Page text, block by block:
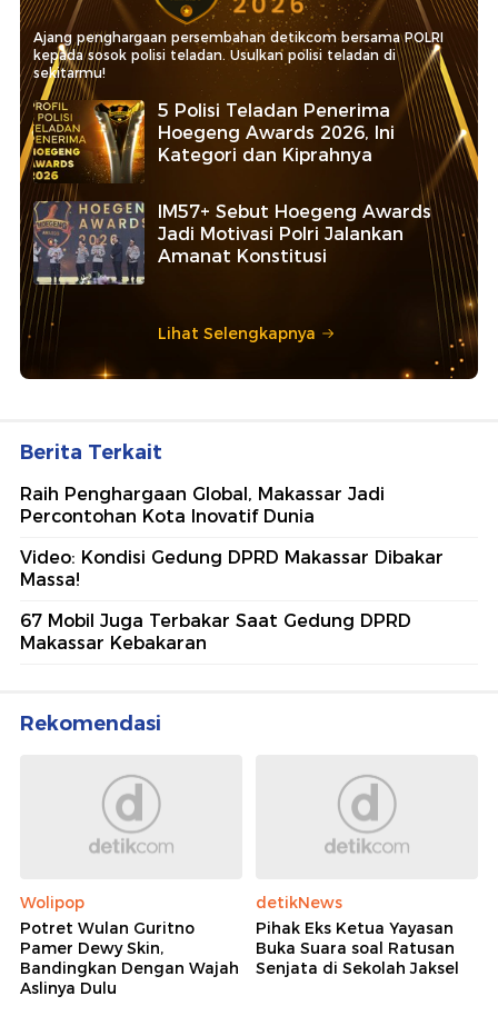
Ajang penghargaan persembahan detikcom bersama POLRI
kepada sosok polisi teladan. Usulkan polisi teladan di
sekitarmu!
5 Polisi Teladan Penerima
Hoegeng Awards 2026, Ini
Kategori dan Kiprahnya
IM57+ Sebut Hoegeng Awards
Jadi Motivasi Polri Jalankan
Amanat Konstitusi
Lihat Selengkapnya
Berita Terkait
Raih Penghargaan Global, Makassar Jadi
Percontohan Kota Inovatif Dunia
Video: Kondisi Gedung DPRD Makassar Dibakar
Massa!
67 Mobil Juga Terbakar Saat Gedung DPRD
Makassar Kebakaran
Rekomendasi
Wolipop
Potret Wulan Guritno
Pamer Dewy Skin,
Bandingkan Dengan Wajah
Aslinya Dulu
detikNews
Pihak Eks Ketua Yayasan
Buka Suara soal Ratusan
Senjata di Sekolah Jaksel